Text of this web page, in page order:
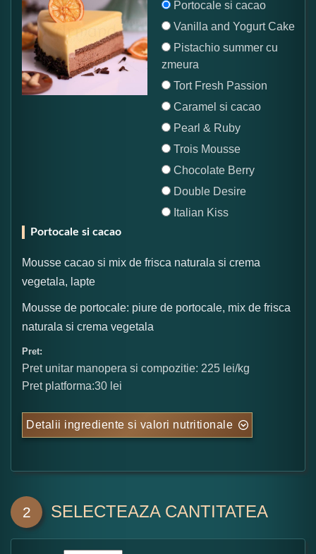
Portocale si cacao
Vanilla and Yogurt Cake
Pistachio summer cu
zmeura
Tort Fresh Passion
Caramel si cacao
Pearl & Ruby
Trois Mousse
Chocolate Berry
Double Desire
Italian Kiss
Portocale si cacao
Mousse cacao si mix de frisca naturala si crema
vegetala, lapte
Mousse de portocale: piure de portocale, mix de frisca
naturala si crema vegetala
Pret:
Pret unitar manopera si compozitie: 225 lei/kg
Pret platforma:30 lei
Detalii ingrediente si valori nutritionale
2 SELECTEAZA CANTITATEA